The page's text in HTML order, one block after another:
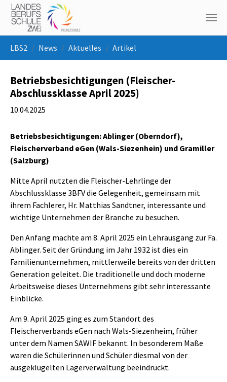
Skip to main navigation
Skip to main content
Skip to page footer
LBS2 News Aktuelles Artikel
Betriebsbesichtigungen (Fleischer-
Abschlussklasse April 2025)
10.04.2025
Betriebsbesichtigungen: Ablinger (Oberndorf),
Fleischerverband eGen (Wals-Siezenhein) und Gramiller
(Salzburg)
Mitte April nutzten die Fleischer-Lehrlinge der
Abschlussklasse 3BFV die Gelegenheit, gemeinsam mit
ihrem Fachlerer, Hr. Matthias Sandtner, interessante und
wichtige Unternehmen der Branche zu besuchen.
Den Anfang machte am 8. April 2025 ein Lehrausgang zur Fa.
Ablinger. Seit der Gründung im Jahr 1932 ist dies ein
Familienunternehmen, mittlerweile bereits von der dritten
Generation geleitet. Die traditionelle und doch moderne
Arbeitsweise dieses Unternehmens gibt sehr interessante
Einblicke.
Am 9. April 2025 ging es zum Standort des
Fleischerverbands eGen nach Wals-Siezenheim, früher
unter dem Namen SAWIF bekannt. In besonderem Maße
waren die Schülerinnen und Schüler diesmal von der
ausgeklügelten Lagerverwaltung beeindruckt.